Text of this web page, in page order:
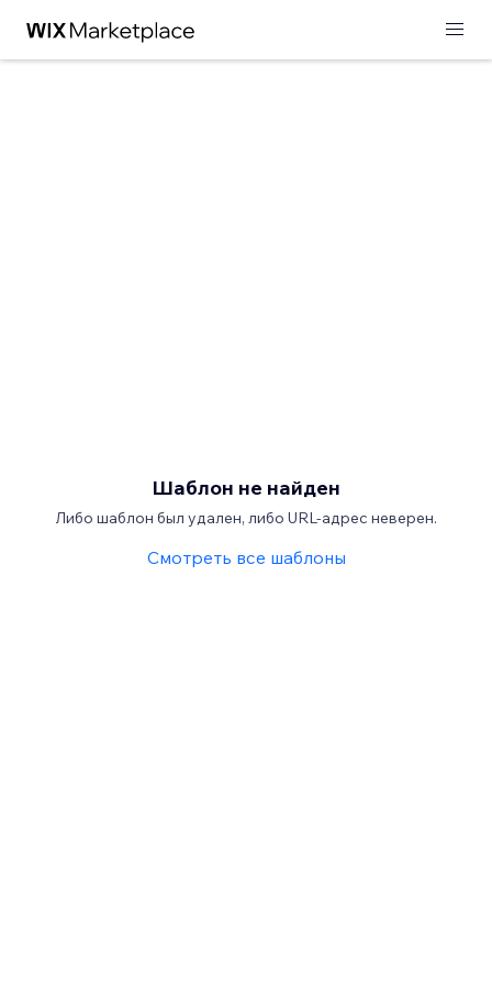
Шаблон не найден
Либо шаблон был удален, либо URL-адрес неверен.
Смотреть все шаблоны